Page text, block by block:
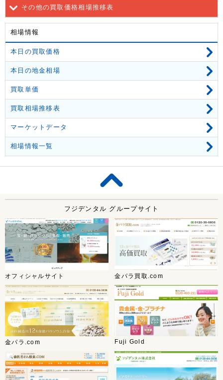
その他の買取価格相場推移表
相場情報
本日の買取価格
本日の地金相場
買取単価
買取相場推移表
マーケットデータ
相場情報一覧
フジデンタル グループサイト
オフィシャルサイト 金パラ買取.com
金パラ.com Fuji Gold